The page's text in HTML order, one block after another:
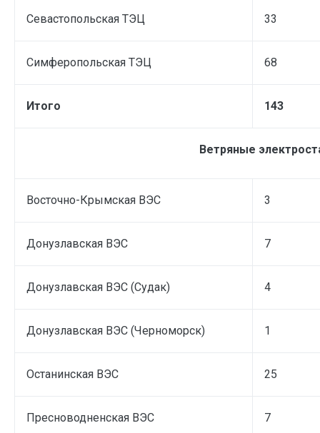
Севастопольская ТЭЦ 33
Симферопольская ТЭЦ 68
Итого 143
Ветряные
Восточно-Крымская ВЭС 3
Донузлавская ВЭС 7
Донузлавская ВЭС (Судак) 4
Донузлавская ВЭС (Черноморск) 1
Останинская ВЭС 25
Пресноводненская ВЭС 7